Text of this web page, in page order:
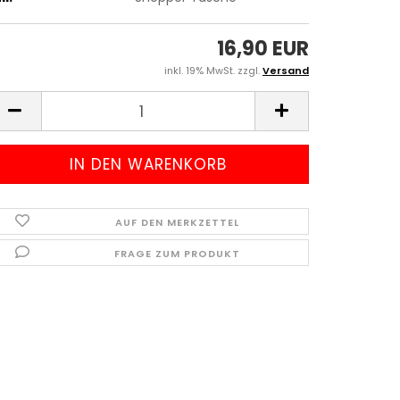
16,90 EUR
inkl. 19% MwSt. zzgl.Versand
AUF DEN MERKZETTEL
FRAGE ZUM PRODUKT